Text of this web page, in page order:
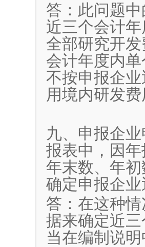
答：此问题
近三个会计
全部研究开
会计年度内
不按申报企
用境内研发
九、申报企
报表中，因
年末数、年
确定申报企
答：在这种
据来确定近
当在编制说